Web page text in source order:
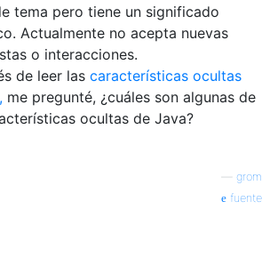
tema pero tiene un significado
Actualmente no acepta nuevas
o interacciones.
de leer las características ocultas
me pregunté, ¿cuáles son algunas de
ocultas de Java?
grom
fuente